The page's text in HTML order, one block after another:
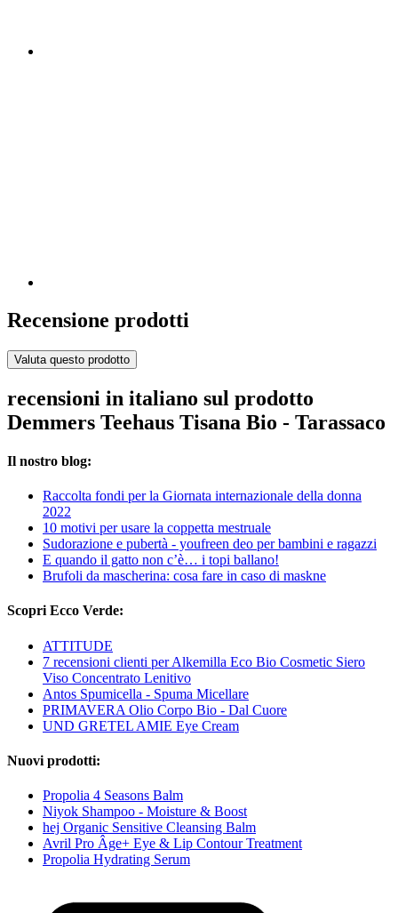
Recensione prodotti
Valuta questo prodotto
recensioni in italiano sul prodotto
Demmers Teehaus Tisana Bio - Tarassaco
Il nostro blog:
Raccolta fondi per la Giornata internazionale della donna
2022
10 motivi per usare la coppetta mestruale
Sudorazione e pubertà - youfreen deo per bambini e ragazzi
E quando il gatto non c’è… i topi ballano!
Brufoli da mascherina: cosa fare in caso di maskne
Scopri Ecco Verde:
ATTITUDE
7 recensioni clienti per Alkemilla Eco Bio Cosmetic Siero
Viso Concentrato Lenitivo
Antos Spumicella - Spuma Micellare
PRIMAVERA Olio Corpo Bio - Dal Cuore
UND GRETEL AMIE Eye Cream
Nuovi prodotti:
Propolia 4 Seasons Balm
Niyok Shampoo - Moisture & Boost
hej Organic Sensitive Cleansing Balm
Avril Pro Âge+ Eye & Lip Contour Treatment
Propolia Hydrating Serum